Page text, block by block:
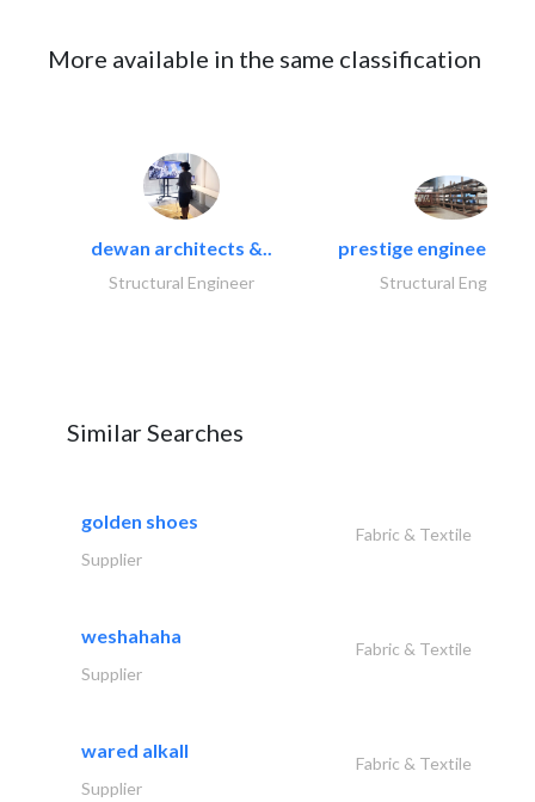
More available in the same classification
dewan architects &..
Structural Engineer
prestige engineering
Structural Engineer
Similar Searches
golden shoes
Fabric & Textile
Supplier
weshahaha
Fabric & Textile
Supplier
wared alkall
Fabric & Textile
Supplier